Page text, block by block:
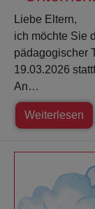
Liebe Eltern,
ich möchte Sie
pädagogischer
19.03.2026
An…
Weiterlesen